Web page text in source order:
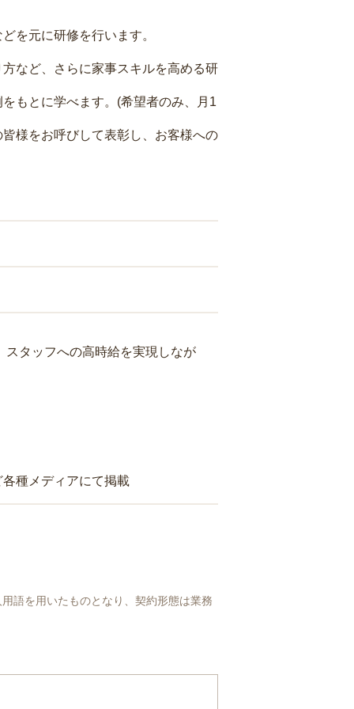
を元に研修を行います。
など、さらに家事スキルを高める研
もとに学べます。(希望者のみ、月1
様をお呼びして表彰し、お客様への
タッフへの高時給を実現しなが
種メディアにて掲載
語を用いたものとなり、契約形態は業務